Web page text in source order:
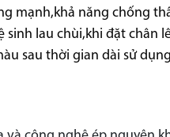
mạnh,khả năng chống
lau chùi,khi đặt chân
sau thời gian dài sử